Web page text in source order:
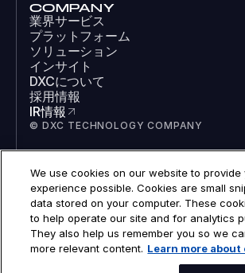
COMPANY
業界サービス
プラットフォーム
ソリューション
インサイト
DXCについて
採用情報
IR情報
© DXC TECHNOLOGY COMPANY
SOCIAL
LinkedIn
Facebook
Instagram
YouTube
COOKIES
We use cookies on our website to provide
experience possible. Cookies are small
data stored on your computer. These
to help operate our site and for analytics
They also help us remember you so we
more relevant content. Learn more about